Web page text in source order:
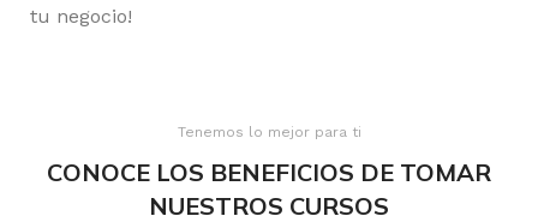
tu negocio!
Tenemos lo mejor para ti
CONOCE LOS BENEFICIOS DE TOMAR
NUESTROS CURSOS